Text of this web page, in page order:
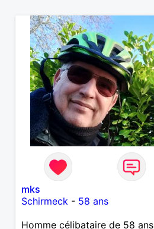
mks
Schirmeck - 58 ans
Homme célibataire de 58 ans